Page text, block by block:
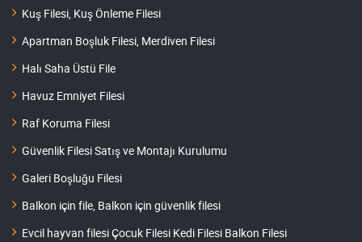
Kuş Filesi, Kuş Önleme Filesi
Apartman Boşluk Filesi, Merdiven Filesi
Halı Saha Üstü File
Havuz Emniyet Filesi
Raf Koruma Filesi
Güvenlik Filesi Satış ve Montajı Kurulumu
Galeri Boşluğu Filesi
Balkon için file, Balkon için güvenlik filesi
Evcil hayvan filesi Çocuk Filesi Kedi Filesi Balkon Filesi